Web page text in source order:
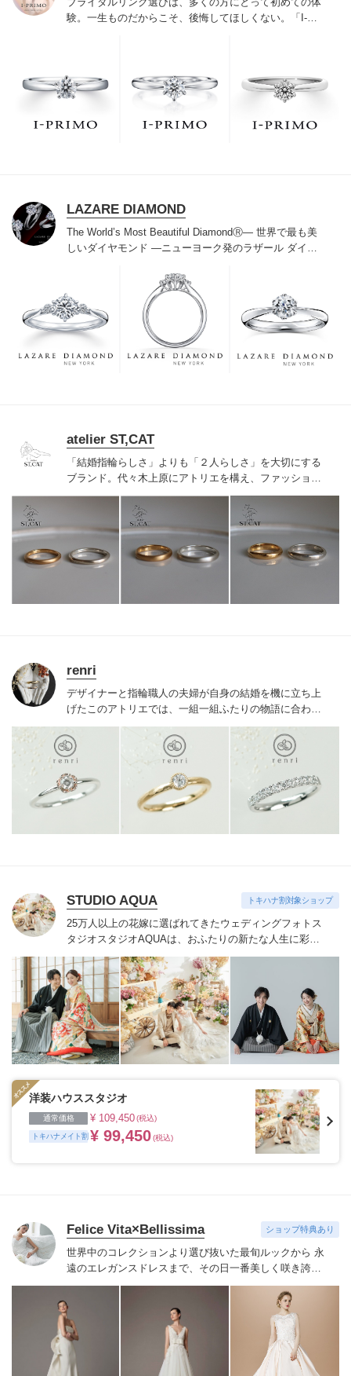
験。一生ものだからこそ、後悔してほしくない。「I-
でお待ちしております。リング選びの最初の一歩をご一
緒に。まずは、アイプリモへ。
LAZARE DIAMOND
The World’s Most Beautiful DiamondⓇ― 世界で最も美
しいダイヤモンド ―ニューヨーク発のラザール ダイヤ
られ120年を超えた今もなおダイヤモンドの美しい輝き
にこだわり続けています。私たちの願いは、この生涯変
わらないワン＆オンリーの輝きを幸せの象徴として、い
つも、ずっと、身に着けていただくことです。
atelier ST,CAT
「結婚指輪らしさ」よりも「２人らしさ」を大切にする
ブランド。代々木上原にアトリエを構え、ファッション
ジュエリーのような結婚・婚約指輪を作っています。特
別なものだからって、無理にキラキラしてなくても良い
と思うのです。普段の着こなしに合わせて、ファッショ
ンリングのように楽しんでもらいたいから、作っている
のは手作業の有機的な歪みを効かせたナチュラルモダン
renri
デザイナーと指輪職人の夫婦が自身の結婚を機に立ち上
げたこのアトリエでは、一組一組ふたりの物語に合わせ
た特別なリングを提案。研ぎ澄まされた感性と確かな品
質で、人と被りづらいふたりらしい世界に一つのリング
が出来上がる。ここで一緒に過ごした時間も大切な思い
出の一つに。
STUDIO AQUA トキハナ割対象ショップ
25万人以上の花嫁に選ばれてきたウェディングフォトス
タジオ スタジオAQUAは、おふたりの新たな人生に彩り
を添える“最高のウェディングフォト”のお手伝いをさせ
ていただきます。1枚の写真のチカラを信じて
洋装ハウススタジオ
通常価格 ¥ 109,450(税込)
トキハナメイト割 ¥ 99,450(税込)
Felice Vita×Bellissima ショップ特典あり
世界中のコレクションより選び抜いた最旬ルックから 永
遠のエレガンスドレスまで、その日一番美しく咲き誇る
花嫁にふさわしいドレスをご紹介いたします。Felice
Vita×Bellissimaならではのこだわりのセレクトで、本物
志向の花嫁が納得するドレスをお届けし、手の届く贅沢
=ワンランク上の花嫁を演出致します。